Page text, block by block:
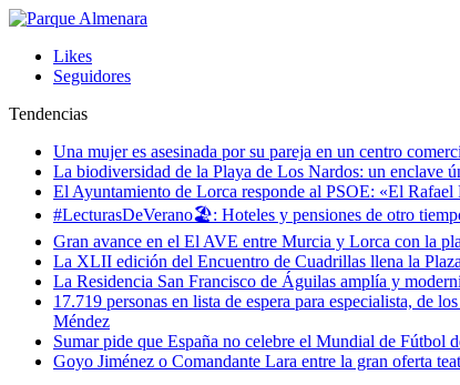
Likes
Seguidores
Tendencias
Una mujer es asesinada por su pareja en un centro
La biodiversidad de la Playa de Los Nardos: un enclave
El Ayuntamiento de Lorca responde al PSOE: «El Rafael
#LecturasDeVerano🏖: Hoteles y pensiones de otro
Gran avance en el El AVE entre Murcia y Lorca con la
La XLII edición del Encuentro de Cuadrillas llena la
La Residencia San Francisco de Águilas amplía y
17.719 personas en lista de espera para especialista, de
Méndez
Sumar pide que España no celebre el Mundial de Fútbol
Goyo Jiménez o Comandante Lara entre la gran oferta